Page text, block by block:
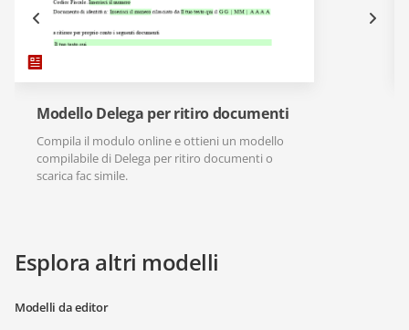
Modello Delega per ritiro documenti
Compila il modulo online e ottieni un modello
compilabile di Delega per ritiro documenti o
scarica fac simile.
Esplora altri modelli
Modelli da editor